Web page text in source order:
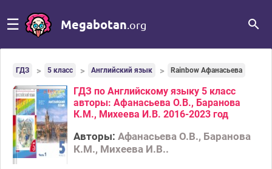
☰ Megabotan .org
ГДЗ 5 класс Английский язык Rainbow Афанасьева
ГДЗ по Английскому языку 5 класс
авторы: Афанасьева О.В., Баранова
К.М., Михеева И.В. 2016-2023 год
Авторы: Афанасьева О.В., Баранова
К.М., Михеева И.В..